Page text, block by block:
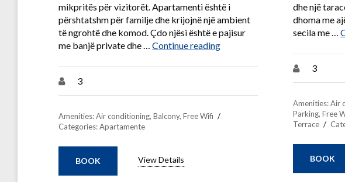
mikpritës për vizitorët. Apartamenti është i
përshtatshm për familje dhe krijojnë një ambient
të ngrohtë dhe komod. Çdo njësi është e pajisur
me banjë private dhe …Continue reading“Apartament Nada”
3
Amenities: Air conditioning,Balcony,Free Wifi
Categories: Apartamente
View Details
BOOK
dhe një
dhoma me
secila me …
3
Amenities: Air
Parking,Free
Terrace
BOOK